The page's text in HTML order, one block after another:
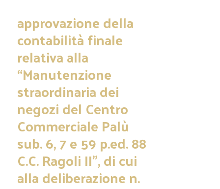
approvazione della
contabilità finale
relativa alla
“Manutenzione
straordinaria dei
negozi del Centro
Commerciale Palù
sub. 6, 7 e 59 p.ed. 88
C.C. Ragoli II”, di cui
alla deliberazione n.